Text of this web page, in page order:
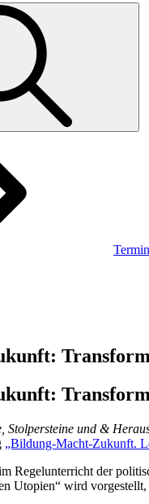
und &
„Bildung-Macht-Zukunft.
Regelunterricht der
Utopien“ wird